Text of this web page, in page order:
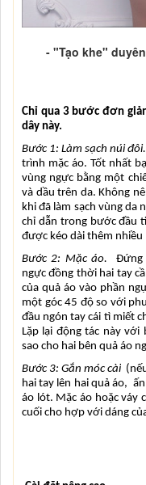
- "Tạo khe"
Chỉ qua 3 bước đơn
dây này.
Bước 1: Làm sạch núi đôi.
trình mặc áo. Tốt nhất
vùng ngực bằng một
và dầu trên da. Không
khi đã làm sạch vùng
chỉ dẫn trong bước đầu
được kéo dài thêm nhiều
Bước 2: Mặc áo.
Đứng
ngực đồng thời hai tay
của quả áo vào phần
một góc 45 độ so với
đầu ngón tay cái tì miết
Lặp lại động tác này
sao cho hai bên quả áo
Bước 3: Gắn móc cài
hai tay lên hai quả áo,
áo lót. Mặc áo hoặc váy
cuối cho hợp với dáng